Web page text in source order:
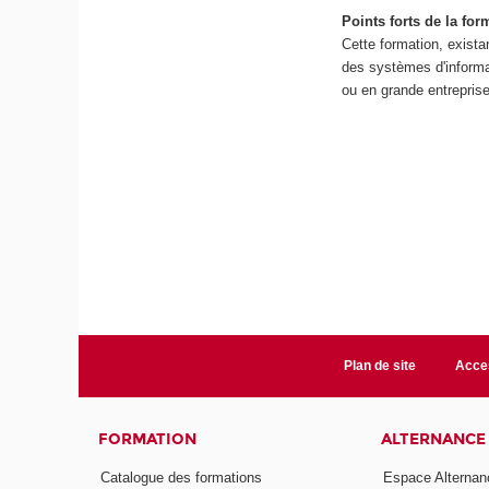
Points forts de la
Cette formation,
des systèmes
ou en grande
Plan de site
FORMATION
Catalogue des formations
ALTERNANCE
Espace